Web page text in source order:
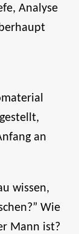
Analyse
an
wissen,
Wie
Mann ist?